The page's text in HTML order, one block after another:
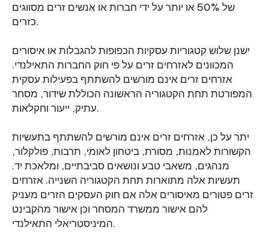
של 50% או יותר על ידי חברות או אנשים זרים מסווגים
כזרים.
ישנן שלוש קטגוריות עסקיות הכפופות להגבלות או איסורים
המכוונים לאזרחים זרים על פי חוק החברות התאילנדי.
אזרחים זרים אינם מורשים להשתתף בפעילות עסקית
המפורטת תחת הקטגוריה הראשונה הכוללת שידור, מסחר
עתיק, ייעור וחקלאות.
יתר על כן, אזרחים זרים אינם מורשים להשתתף בתעשיות
הקשורות לאמנות, מסורת, ביטחון לאומי, תרבות, פולקלור,
מנהגים, משאבי טבע ונושאים סביבתיים, ומלאכת יד.
תעשיות אלה מתוארות תחת הקטגוריה השנייה. אזרחים
זרים פטורים מאיסורים אלה אם חוק העסקים הזרים מעניק
להם אישור ממשרד המסחר וכן אישור מהקבינט
המיניסטריאלי התאילנדי.